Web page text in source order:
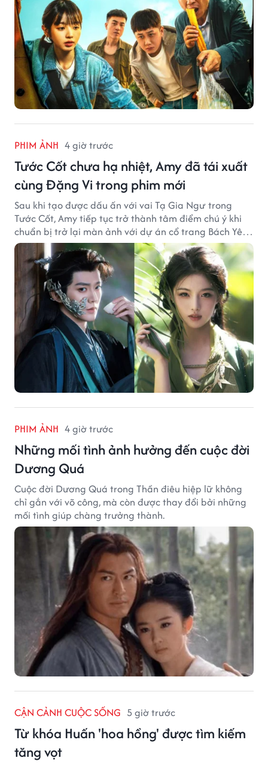
PHIM ẢNH 4 giờ trước
Tước Cốt chưa hạ nhiệt, Amy đã tái xuất
cùng Đặng Vi trong phim mới
Sau khi tạo được dấu ấn với vai Tạ Gia Ngư trong
Tước Cốt, Amy tiếp tục trở thành tâm điểm chú ý khi
chuẩn bị trở lại màn ảnh với dự án cổ trang Bách Yêu
Phổ.
PHIM ẢNH 4 giờ trước
Những mối tình ảnh hưởng đến cuộc đời
Dương Quá
Cuộc đời Dương Quá trong Thần điêu hiệp lữ không
chỉ gắn với võ công, mà còn được thay đổi bởi những
mối tình giúp chàng trưởng thành.
CẬN CẢNH CUỘC SỐNG 5 giờ trước
Từ khóa Huấn 'hoa hồng' được tìm kiếm
tăng vọt